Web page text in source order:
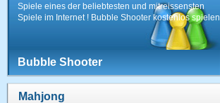
Spiele eines der beliebtesten und mitreissensten
Spiele im Internet ! Bubble Shooter kostenlos spielen.
Bubble Shooter
Mahjong